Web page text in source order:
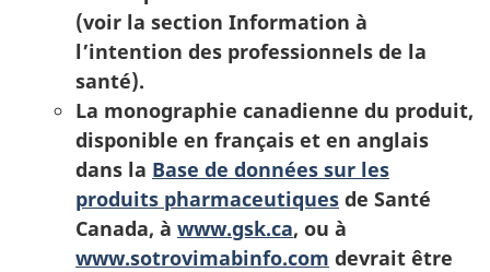
(voir la section Information à
l’intention des professionnels de la
santé).
La monographie canadienne du produit,
disponible en français et en anglais
dans la Base de données sur les
produits pharmaceutiques de Santé
Canada, à www.gsk.ca, ou à
www.sotrovimabinfo.com devrait être